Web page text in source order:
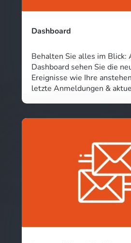
Dashboard
Behalten Sie alles im Blick:
Dashboard sehen Sie die
Ereignisse wie Ihre
letzte Anmeldungen &